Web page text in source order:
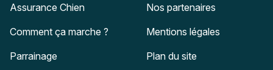
Assurance Chien
Comment ça marche ?
Parrainage
Nos partenaires
Mentions légales
Plan du site